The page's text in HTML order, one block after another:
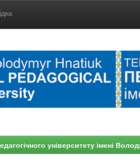
університету імені